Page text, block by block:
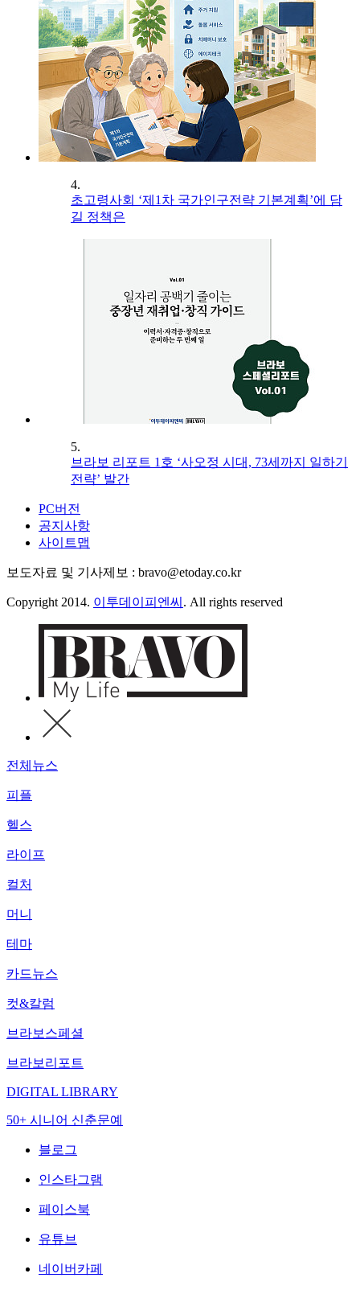
4.
초고령사회 ‘제1차 국가인구전략 기본계획’에 담
길 정책은
5.
브라보 리포트 1호 ‘사오정 시대, 73세까지 일하기
전략’ 발간
PC버전
공지사항
사이트맵
보도자료 및 기사제보 : bravo@etoday.co.kr
Copyright 2014. 이투데이피엔씨 . All rights reserved
전체뉴스
피플
헬스
라이프
컬처
머니
테마
카드뉴스
컷&칼럼
브라보스페셜
브라보리포트
DIGITAL LIBRARY
50+ 시니어 신춘문예
블로그
인스타그램
페이스북
유튜브
네이버카페